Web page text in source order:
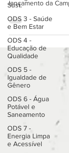
Sust.
ODS 3 - Saúde
e Bem Estar
ODS 4 -
Educação de
Qualidade
ODS 5 -
Igualdade de
Gênero
ODS 6 - Água
Potável e
Saneamento
ODS 7 -
Energia Limpa
e Acessível
ECOLOGIA
lançamento da